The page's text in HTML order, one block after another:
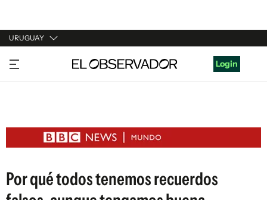
URUGUAY
URUGUAY
ARGENTINA
ESTADOS UNIDOS
Login
Por qué todos tenemos recuerdos